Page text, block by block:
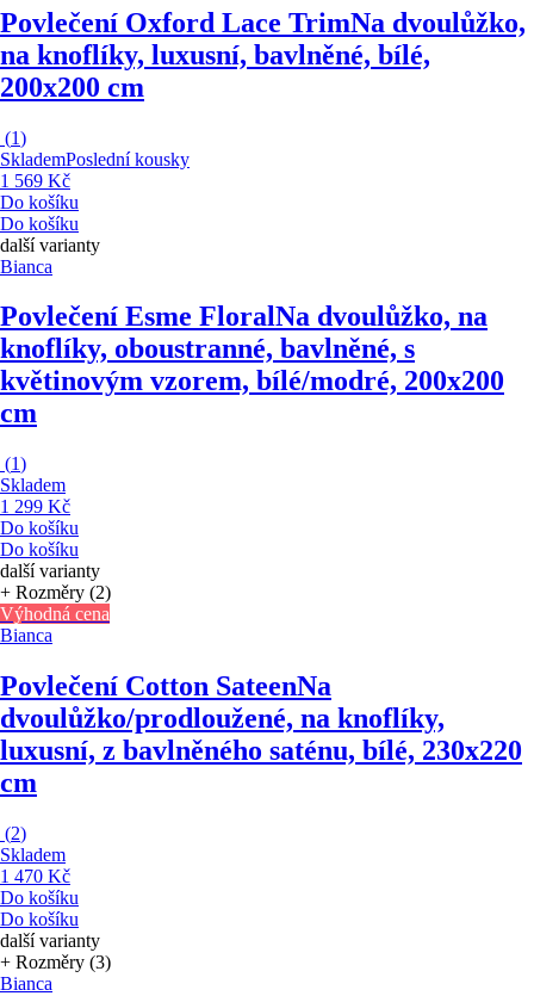
Povlečení Oxford Lace TrimNa dvoulůžko,
na knoflíky, luxusní, bavlněné, bílé,
200x200 cm
(1)
SklademPoslední kousky
1 569 Kč
Do košíku
Do košíku
další varianty
Bianca
Povlečení Esme FloralNa dvoulůžko, na
knoflíky, oboustranné, bavlněné, s
květinovým vzorem, bílé/modré, 200x200
cm
(1)
Skladem
1 299 Kč
Do košíku
Do košíku
další varianty
+ Rozměry (2)
Výhodná cena
Bianca
Povlečení Cotton SateenNa
dvoulůžko/prodloužené, na knoflíky,
luxusní, z bavlněného saténu, bílé, 230x220
cm
(2)
Skladem
1 470 Kč
Do košíku
Do košíku
další varianty
+ Rozměry (3)
Bianca